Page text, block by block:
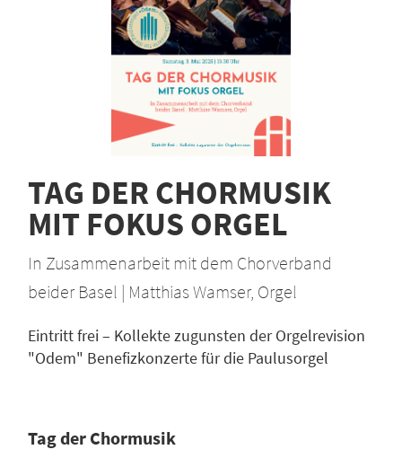
TAG DER CHORMUSIK
MIT FOKUS ORGEL
In Zusammenarbeit mit dem Chorverband
beider Basel | Matthias Wamser, Orgel
Eintritt frei – Kollekte zugunsten der Orgelrevision
"Odem" Benefizkonzerte für die Paulusorgel
Tag der Chormusik